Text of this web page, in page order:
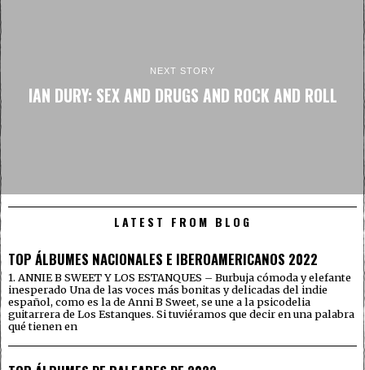
NEXT STORY
IAN DURY: SEX AND DRUGS AND ROCK AND ROLL
LATEST FROM BLOG
TOP ÁLBUMES NACIONALES E IBEROAMERICANOS 2022
1. ANNIE B SWEET Y LOS ESTANQUES – Burbuja cómoda y elefante
inesperado Una de las voces más bonitas y delicadas del indie
español, como es la de Anni B Sweet, se une a la psicodelia
guitarrera de Los Estanques. Si tuviéramos que decir en una palabra
qué tienen en